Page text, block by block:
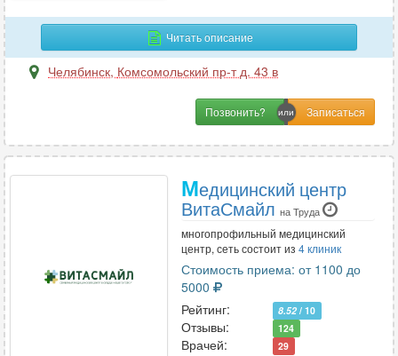
Читать описание
Челябинск, Комсомольский пр-т д. 43 в
Позвонить?
Медицинский центр
ВитаСмайл на Труда
многопрофильный медицинский
центр, сеть состоит из 4 клиник
Стоимость приема: от 1100 до
5000
Рейтинг:
8.52 / 10
Отзывы: 124
Врачей: 29